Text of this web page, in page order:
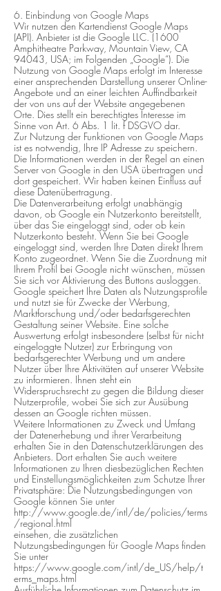
6. Einbindung von Google Maps
Wir nutzen den Kartendienst Google Maps
(API). Anbieter ist die Google LLC. (1600
Amphitheatre Parkway, Mountain View, CA
94043, USA; im Folgenden „Google“). Die
Nutzung von Google Maps erfolgt im Interesse
einer ansprechenden Darstellung unserer Online-
Angebote und an einer leichten Auffindbarkeit
der von uns auf der Website angegebenen
Orte. Dies stellt ein berechtigtes Interesse im
Sinne von Art. 6 Abs. 1 lit. f DSGVO dar.
Zur Nutzung der Funktionen von Google Maps
ist es notwendig, Ihre IP Adresse zu speichern.
Die Informationen werden in der Regel an einen
Server von Google in den USA übertragen und
dort gespeichert. Wir haben keinen Einfluss auf
diese Datenübertragung.
Die Datenverarbeitung erfolgt unabhängig
davon, ob Google ein Nutzerkonto bereitstellt,
über das Sie eingeloggt sind, oder ob kein
Nutzerkonto besteht. Wenn Sie bei Google
eingeloggt sind, werden Ihre Daten direkt Ihrem
Konto zugeordnet. Wenn Sie die Zuordnung mit
Ihrem Profil bei Google nicht wünschen, müssen
Sie sich vor Aktivierung des Buttons ausloggen.
Google speichert Ihre Daten als Nutzungsprofile
und nutzt sie für Zwecke der Werbung,
Marktforschung und/oder bedarfsgerechten
Gestaltung seiner Website. Eine solche
Auswertung erfolgt insbesondere (selbst für nicht
eingeloggte Nutzer) zur Erbringung von
bedarfsgerechter Werbung und um andere
Nutzer über Ihre Aktivitäten auf unserer Website
zu informieren. Ihnen steht ein
Widerspruchsrecht zu gegen die Bildung dieser
Nutzerprofile, wobei Sie sich zur Ausübung
dessen an Google richten müssen.
Weitere Informationen zu Zweck und Umfang
der Datenerhebung und ihrer Verarbeitung
erhalten Sie in den Datenschutzerklärungen des
Anbieters. Dort erhalten Sie auch weitere
Informationen zu Ihren diesbezüglichen Rechten
und Einstellungsmöglichkeiten zum Schutze Ihrer
Privatsphäre: Die Nutzungsbedingungen von
Google können Sie unter
http://www.google.de/intl/de/policies/terms
/regional.html
einsehen, die zusätzlichen
Nutzungsbedingungen für Google Maps finden
Sie unter
https://www.google.com/intl/de_US/help/t
erms_maps.html